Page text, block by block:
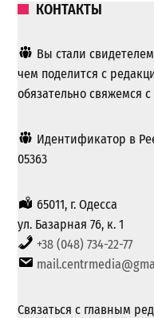
КОНТАКТЫ
Вы стали
чем поделится с
обязательно свяжемся
Идентификатор в
05363
65011, г. Одесса
ул. Базарная 76, к. 1
+38 (048) 734-22-77
Связаться с главным